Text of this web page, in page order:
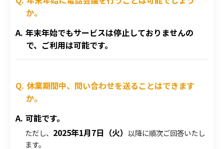
か。
年末年始でもサービスは停止しておりませんの
で、ご利用は可能です。
休業期間中、問い合わせを送ることはできます
か。
可能です。
ただし、 2025年1月7日（火） 以降に順次ご回答いたし
ます。